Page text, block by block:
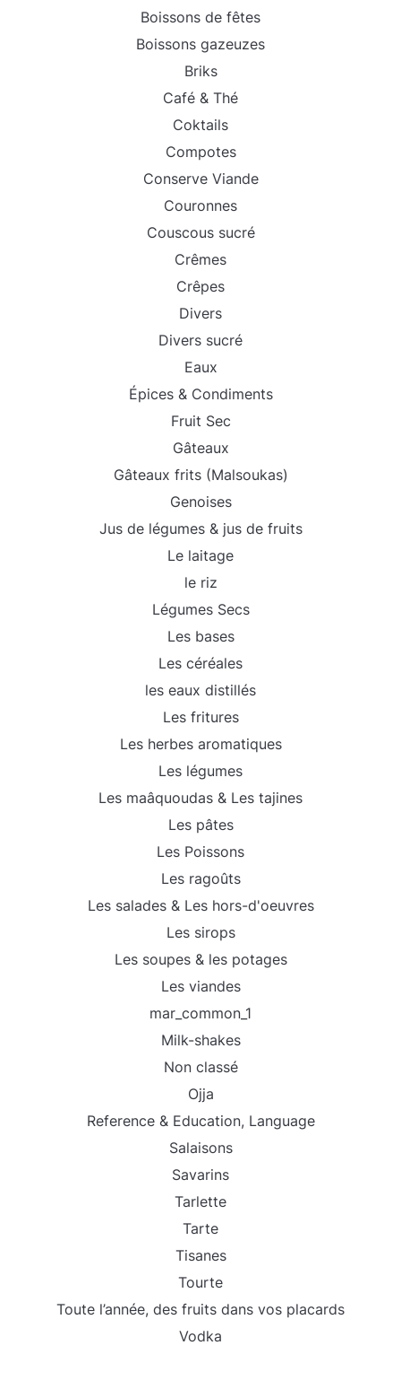
Boissons de fêtes
Boissons gazeuzes
Briks
Café & Thé
Coktails
Compotes
Conserve Viande
Couronnes
Couscous sucré
Crêmes
Crêpes
Divers
Divers sucré
Eaux
Épices & Condiments
Fruit Sec
Gâteaux
Gâteaux frits (Malsoukas)
Genoises
Jus de légumes & jus de fruits
Le laitage
le riz
Légumes Secs
Les bases
Les céréales
les eaux distillés
Les fritures
Les herbes aromatiques
Les légumes
Les maâquoudas & Les tajines
Les pâtes
Les Poissons
Les ragoûts
Les salades & Les hors-d'oeuvres
Les sirops
Les soupes & les potages
Les viandes
mar_common_1
Milk-shakes
Non classé
Ojja
Reference & Education, Language
Salaisons
Savarins
Tarlette
Tarte
Tisanes
Tourte
Toute l’année, des fruits dans vos placards
Vodka